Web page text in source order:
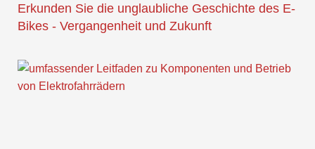
Erkunden Sie die unglaubliche Geschichte des E-
Bikes - Vergangenheit und Zukunft